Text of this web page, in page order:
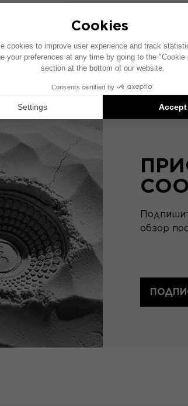
RADIANCE BENTLEY
Bentley Special Edition Hi-Fi
обзор